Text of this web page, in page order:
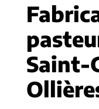
Saint-